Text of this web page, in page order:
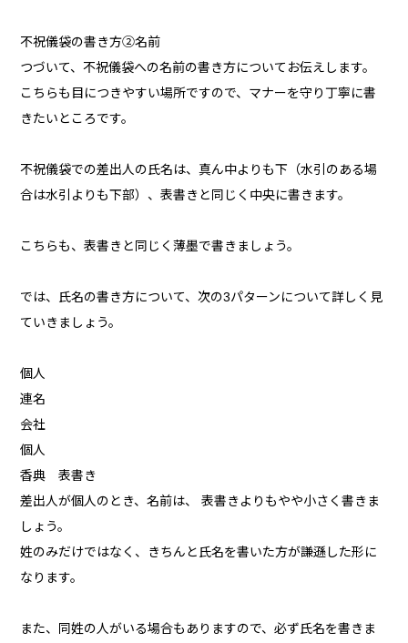
不祝儀袋の書き方②名前
つづいて、不祝儀袋への名前の書き方についてお伝えします。
こちらも目につきやすい場所ですので、マナーを守り丁寧に書
きたいところです。
不祝儀袋での差出人の氏名は、真ん中よりも下（水引のある場
合は水引よりも下部）、表書きと同じく中央に書きます。
こちらも、表書きと同じく薄墨で書きましょう。
では、氏名の書き方について、次の3パターンについて詳しく見
ていきましょう。
個人
連名
会社
個人
香典 表書き
差出人が個人のとき、名前は、 表書きよりもやや小さく書きま
しょう。
姓のみだけではなく、きちんと氏名を書いた方が謙遜した形に
なります。
また、同姓の人がいる場合もありますので、必ず氏名を書きま